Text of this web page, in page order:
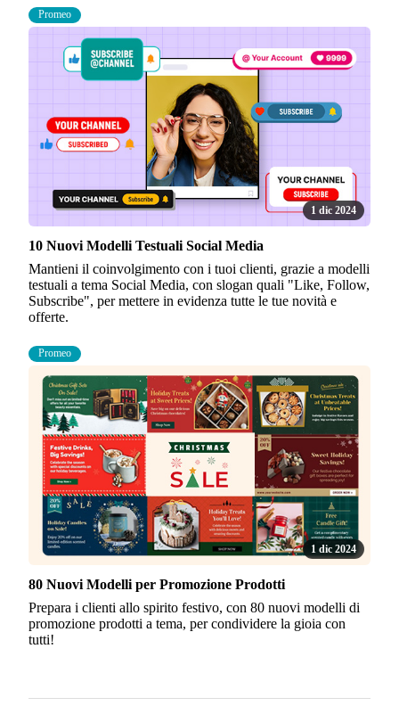
Promeo
1 dic 2024
10 Nuovi Modelli Testuali Social Media
Mantieni il coinvolgimento con i tuoi clienti, grazie a modelli
testuali a tema Social Media, con slogan quali "Like, Follow,
Subscribe", per mettere in evidenza tutte le tue novità e
offerte.
Promeo
1 dic 2024
80 Nuovi Modelli per Promozione Prodotti
Prepara i clienti allo spirito festivo, con 80 nuovi modelli di
promozione prodotti a tema, per condividere la gioia con
tutti!